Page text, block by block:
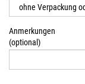
Anmerkungen
(optional)